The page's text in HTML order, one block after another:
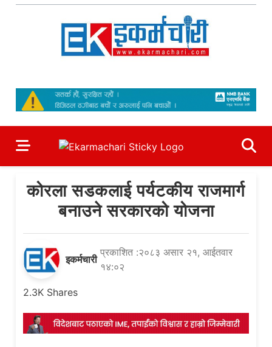
Skip
कोरला सडकलाई पर्यटकीय राजमार्ग
बनाउने सरकारको योजना
इकर्मचारी
प्रकाशित :२०८३ असार २१, आईतवार
१४:०२
2.3K Shares